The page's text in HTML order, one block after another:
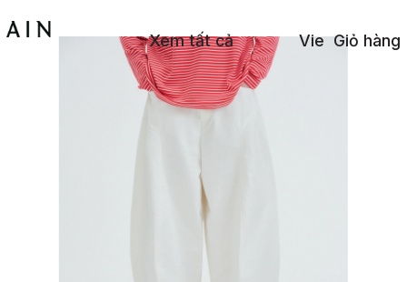
Xem tất cả Vie Giỏ hàng